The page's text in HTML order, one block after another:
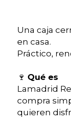
Una caja
en casa.
Práctico,
🍷 Qué es
Lamadrid
compra
quieren